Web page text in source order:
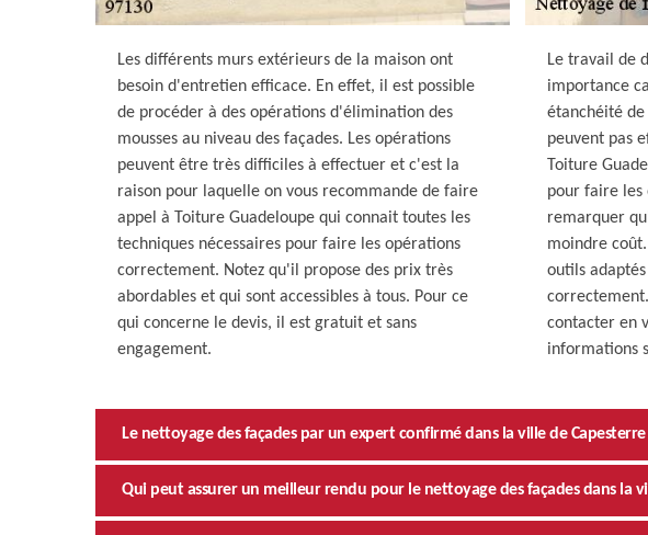
Les différents murs extérieurs de la maison ont
besoin d'entretien efficace. En effet, il est possible
de procéder à des opérations d'élimination des
mousses au niveau des façades. Les opérations
peuvent être très difficiles à effectuer et c'est la
raison pour laquelle on vous recommande de faire
appel à Toiture Guadeloupe qui connait toutes les
techniques nécessaires pour faire les opérations
correctement. Notez qu'il propose des prix très
abordables et qui sont accessibles à tous. Pour ce
qui concerne le devis, il est gratuit et sans
engagement.
Le travail de
importance
étanchéité
peuvent pas
Toiture
pour faire les
remarquer
moindre
outils
contacter en
informations
Le nettoyage des façades par un expert confirmé dans la ville de Capesterre
Qui peut assurer un meilleur rendu pour le nettoyage des façades dans la